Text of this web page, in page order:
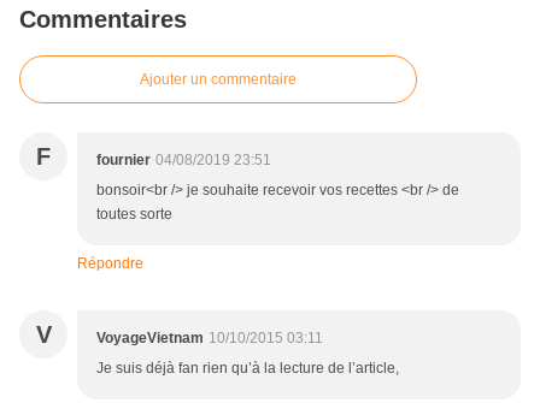
Commentaires
Ajouter un commentaire
F fournier 04/08/2019 23:51
bonsoir<br /> je souhaite recevoir vos recettes <br /> de
toutes sorte
Répondre
V VoyageVietnam 10/10/2015 03:11
Je suis déjà fan rien qu’à la lecture de l’article,